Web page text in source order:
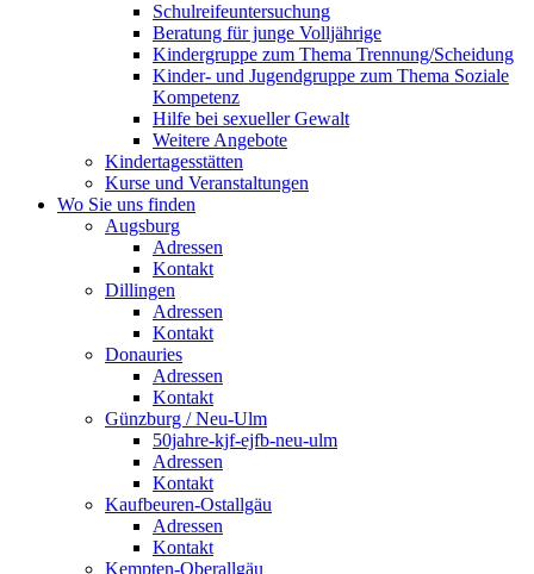
Schulreifeuntersuchung
Beratung für junge Volljährige
Kindergruppe zum Thema Trennung/Scheidung
Kinder- und Jugendgruppe zum Thema Soziale
Kompetenz
Hilfe bei sexueller Gewalt
Weitere Angebote
Kindertagesstätten
Kurse und Veranstaltungen
Wo Sie uns finden
Augsburg
Adressen
Kontakt
Dillingen
Adressen
Kontakt
Donauries
Adressen
Kontakt
Günzburg / Neu-Ulm
50jahre-kjf-ejfb-neu-ulm
Adressen
Kontakt
Kaufbeuren-Ostallgäu
Adressen
Kontakt
Kempten-Oberallgäu